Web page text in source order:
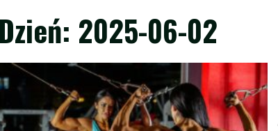
Dzień: 2025-06-02